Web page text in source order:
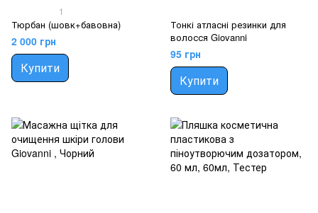
1
Тюрбан (шовк+бавовна)
2 000 грн
Купити
Тонкі атласні резинки для
волосся Giovanni
95 грн
Купити